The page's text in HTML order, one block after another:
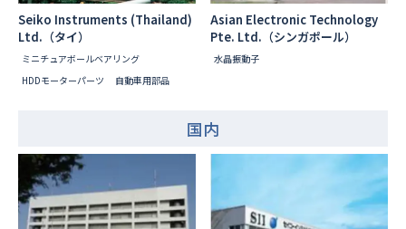
Seiko Instruments (Thailand)
Ltd.（タイ）
ミニチュアボールベアリング
HDDモーターパーツ
自動車用部品
Asian Electronic Technology
Pte. Ltd.（シンガポール）
水晶振動子
国内